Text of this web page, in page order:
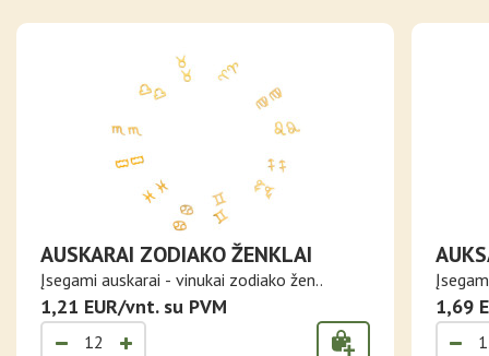
AUSKARAI ZODIAKO ŽENKLAI
Įsegami auskarai - vinukai zodiako žen..
1,21 EUR/vnt. su PVM 1,69